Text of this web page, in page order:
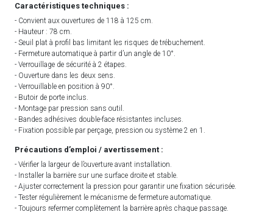
Caractéristiques techniques :
- Convient aux ouvertures de 118 à 125 cm.
- Hauteur : 78 cm.
- Seuil plat à profil bas limitant les risques de trébuchement.
- Fermeture automatique à partir d’un angle de 10°.
- Verrouillage de sécurité à 2 étapes.
- Ouverture dans les deux sens.
- Verrouillable en position à 90°.
- Butoir de porte inclus.
- Montage par pression sans outil.
- Bandes adhésives double-face résistantes incluses.
- Fixation possible par perçage, pression ou système 2 en 1.
Précautions d’emploi / avertissement :
- Vérifier la largeur de l’ouverture avant installation.
- Installer la barrière sur une surface droite et stable.
- Ajuster correctement la pression pour garantir une fixation sécurisée.
- Tester régulièrement le mécanisme de fermeture automatique.
- Toujours refermer complètement la barrière après chaque passage.